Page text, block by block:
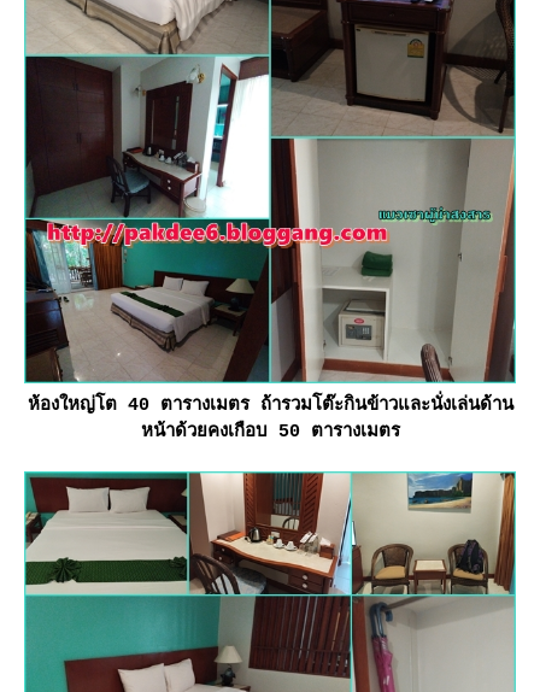
ห้องใหญ่โต 40 ตารางเมตร ถ้ารวมโต๊ะกินข้าวและนั่งเล่นด้าน
หน้าด้วยคงเกือบ 50 ตารางเมตร